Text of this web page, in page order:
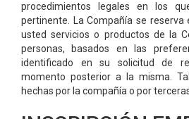
procedimientos legales en los
pertinente. La Compañía se
usted servicios o productos de la
personas, basados en las
identificado en su solicitud de
momento posterior a la misma.
hechas por la compañía o por